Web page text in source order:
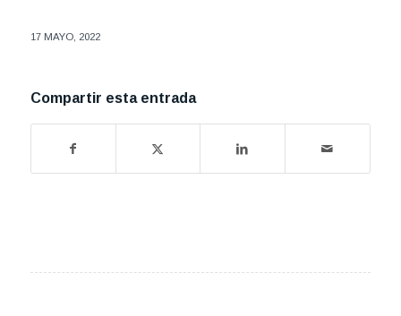
17 MAYO, 2022
Compartir esta entrada